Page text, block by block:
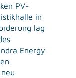
PV-
in
lag
Energy